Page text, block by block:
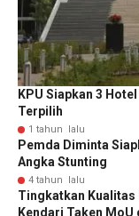
KPU Siapkan 3
Terpilih
1 tahun lalu
Pemda Diminta
Angka Stunting
4 tahun lalu
Tingkatkan
Kendari Taken MoU